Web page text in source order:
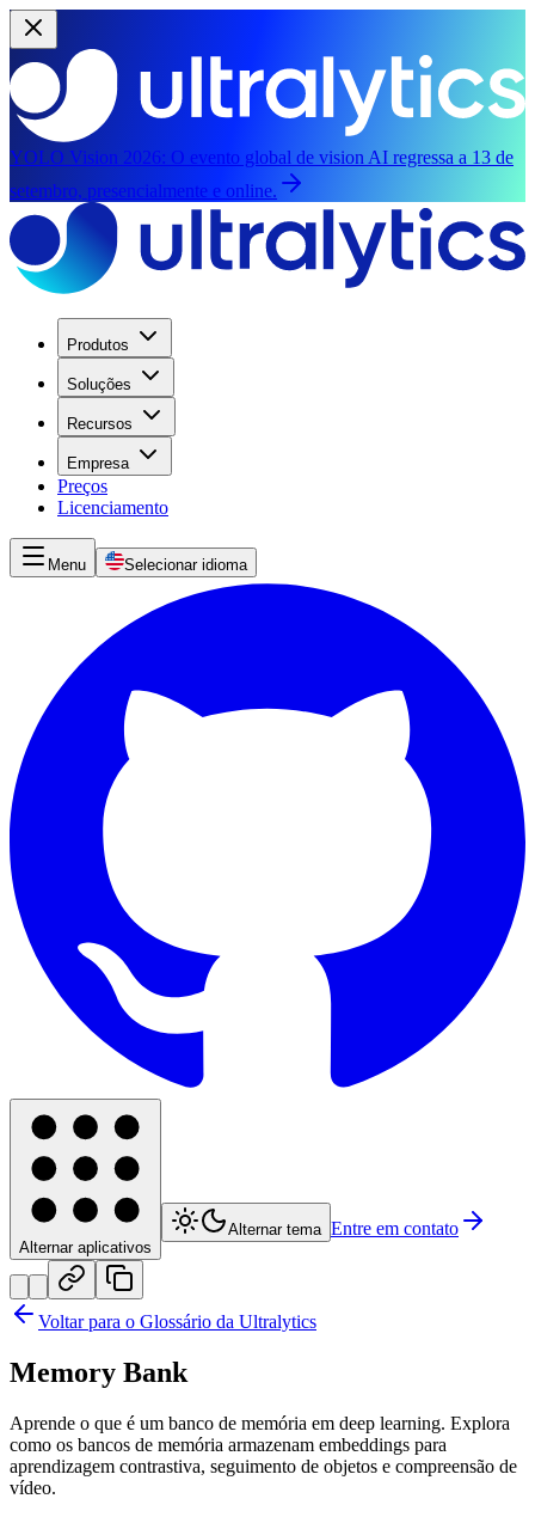
YOLO Vision 2026: O evento global de vision AI regressa a 13 de
setembro, presencialmente e online.
Produtos
Soluções
Recursos
Empresa
Preços
Licenciamento
Menu Selecionar idioma
Alternar aplicativos
Alternar tema Entre em contato
Voltar para o Glossário da Ultralytics
Memory Bank
Aprende o que é um banco de memória em deep learning. Explora
como os bancos de memória armazenam embeddings para
aprendizagem contrastiva, seguimento de objetos e compreensão de
vídeo.